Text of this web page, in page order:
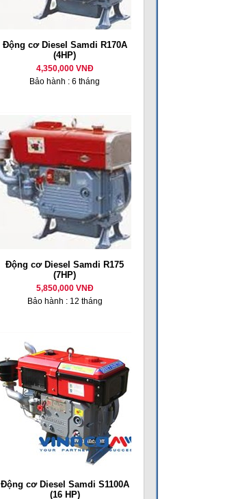
Động cơ Diesel Samdi R170A
(4HP)
4,350,000 VNĐ
Bảo hành : 6 tháng
Động cơ Diesel Samdi R175
(7HP)
5,850,000 VNĐ
Bảo hành : 12 tháng
Động cơ Diesel Samdi S1100A
(16 HP)